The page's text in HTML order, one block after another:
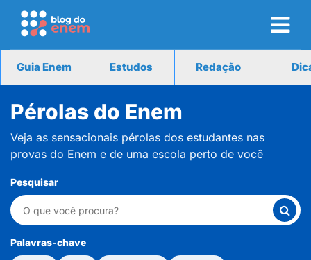
Guia Enem Estudos Redação
Pérolas do Enem
Veja as sensacionais pérolas dos estudantes nas
provas do Enem e de uma escola perto de você
Pesquisar
Palavras-chave